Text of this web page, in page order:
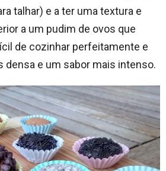
talhar) e a ter uma textura e
a um pudim de ovos que
de cozinhar perfeitamente e
densa e um sabor mais intenso.